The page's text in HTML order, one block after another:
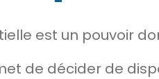
est un pouvoir
de décider de